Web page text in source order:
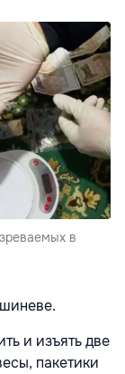
в
и изъять две
пакетики